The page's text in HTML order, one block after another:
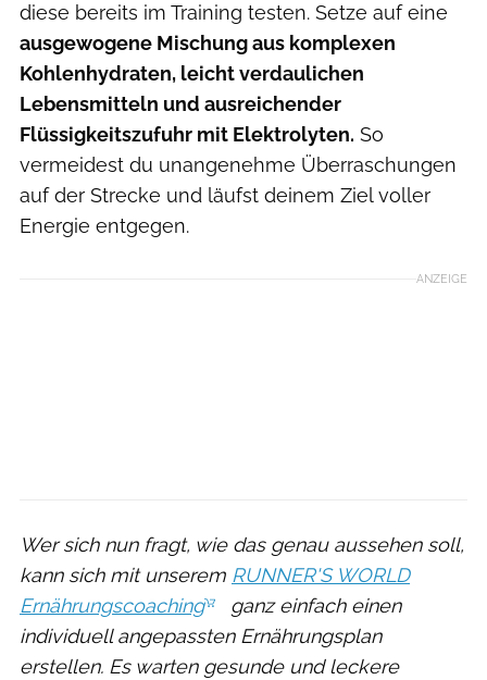
diese bereits im Training testen. Setze auf eine
ausgewogene Mischung aus komplexen
Kohlenhydraten, leicht verdaulichen
Lebensmitteln und ausreichender
Flüssigkeitszufuhr mit Elektrolyten. So
vermeidest du unangenehme Überraschungen
auf der Strecke und läufst deinem Ziel voller
Energie entgegen.
ANZEIGE
Wer sich nun fragt, wie das genau aussehen soll,
kann sich mit unserem RUNNER'S WORLD
Ernährungscoaching
ganz einfach einen
individuell angepassten Ernährungsplan
erstellen. Es warten gesunde und leckere